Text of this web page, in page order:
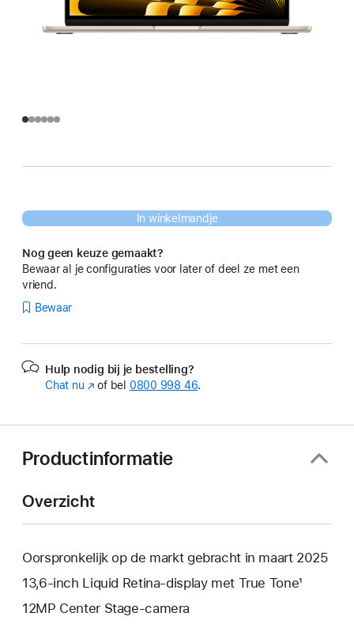
In winkelmandje
Nog geen keuze gemaakt?
Bewaar al je configuraties voor later of deel ze met een
vriend.
Bewaar
Hulp nodig bij je bestelling?
Chat nu (Wordt
of bel 0800 998 46.
Productinformatie
Overzicht
Oorspronkelijk op de markt gebracht in maart 2025
13,6‑inch Liquid Retina‑display met True Tone¹
12MP Center Stage-camera